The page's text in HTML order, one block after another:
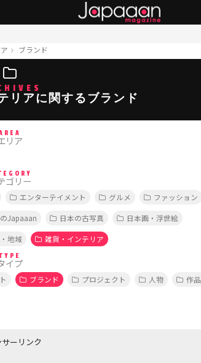
ブランド
リアに関するブランド
リア
ゴリー
エンターテイメント グルメ
ファッション
Japaaan 日本の古写真
日本画・浮世絵
地域 雑貨・インテリア
TYPE
イプ
ブランド プロジェクト 人物
作品
ーリンク